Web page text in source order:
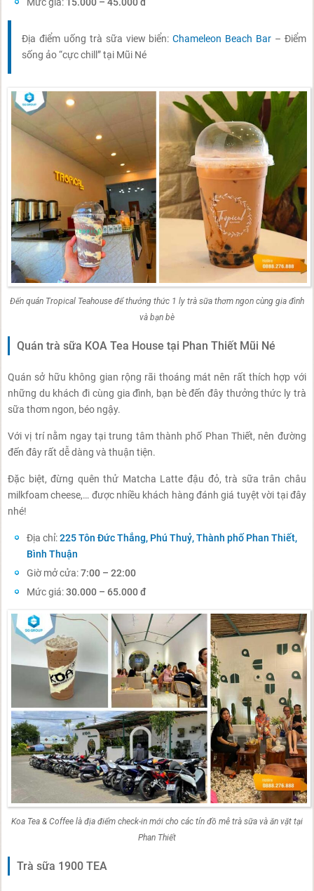
Mức giá: 15.000 – 45.000 đ
Địa điểm uống trà sữa view biển:Chameleon Beach Bar – Điểm
sống ảo “cực chill” tại Mũi Né
Đến quán Tropical Teahouse để thưởng thức 1 ly trà sữa thơm ngon cùng gia đình
và bạn bè
Quán trà sữa KOA Tea House tại Phan Thiết Mũi Né
Quán sở hữu không gian rộng rãi thoáng mát nên rất thích hợp với
những du khách đi cùng gia đình, bạn bè đến đây thưởng thức ly trà
sữa thơm ngon, béo ngậy.
Với vị trí nằm ngay tại trung tâm thành phố Phan Thiết, nên đường
đến đây rất dễ dàng và thuận tiện.
Đặc biệt, đừng quên thử Matcha Latte đậu đỏ, trà sữa trân châu
milkfoam cheese,… được nhiều khách hàng đánh giá tuyệt vời tại đây
nhé!
Địa chỉ:225 Tôn Đức Thắng, Phú Thuỷ, Thành phố Phan Thiết,
Bình Thuận
Giờ mở cửa:7:00 – 22:00
Mức giá:30.000 – 65.000 đ
Koa Tea & Coffee là địa điểm check-in mới cho các tín đồ mê trà sữa và ăn vặt tại
Phan Thiết
Trà sữa 1900 TEA